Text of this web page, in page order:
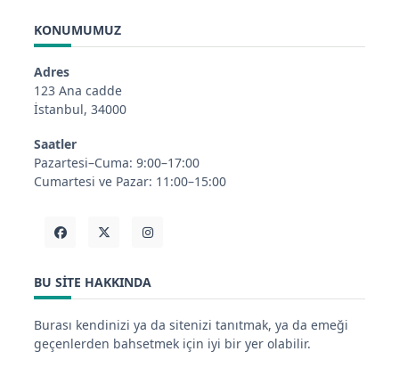
KONUMUMUZ
Adres
123 Ana cadde
İstanbul, 34000
Saatler
Pazartesi–Cuma: 9:00–17:00
Cumartesi ve Pazar: 11:00–15:00
BU SITE HAKKINDA
Burası kendinizi ya da sitenizi tanıtmak, ya da emeği
geçenlerden bahsetmek için iyi bir yer olabilir.